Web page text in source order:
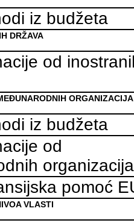
iz budžeta
DRŽAVA
od
ORGANIZACIJA
iz budžeta
od
organizacija
pomoć
VLASTI